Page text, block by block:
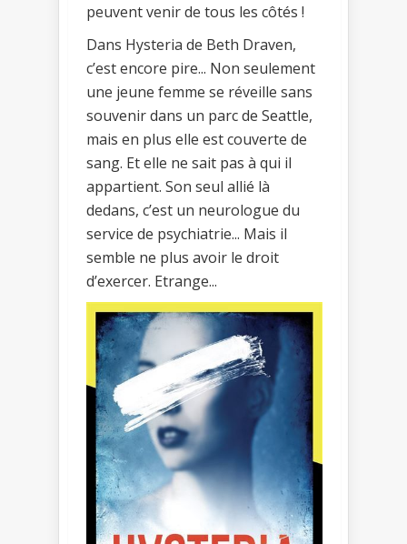
peuvent venir de tous les côtés !
Dans Hysteria de Beth Draven,
c’est encore pire... Non seulement
une jeune femme se réveille sans
souvenir dans un parc de Seattle,
mais en plus elle est couverte de
sang. Et elle ne sait pas à qui il
appartient. Son seul allié là
dedans, c’est un neurologue du
service de psychiatrie... Mais il
semble ne plus avoir le droit
d’exercer. Etrange...